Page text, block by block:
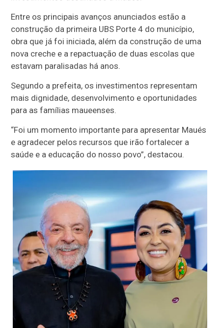
Entre os principais avanços anunciados estão a
construção da primeira UBS Porte 4 do município,
obra que já foi iniciada, além da construção de uma
nova creche e a repactuação de duas escolas que
estavam paralisadas há anos.
Segundo a prefeita, os investimentos representam
mais dignidade, desenvolvimento e oportunidades
para as famílias maueenses.
“Foi um momento importante para apresentar Maués
e agradecer pelos recursos que irão fortalecer a
saúde e a educação do nosso povo”, destacou.